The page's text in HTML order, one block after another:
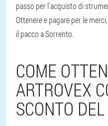
passo per l'acquisto di
Ottenere e pagare per le
il pacco a Sorrento.
COME
ARTROVEX
SCONTO